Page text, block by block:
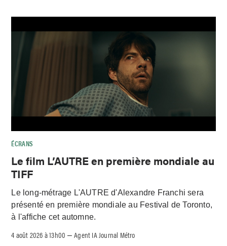
ÉCRANS
Le film L’AUTRE en première mondiale au
TIFF
Le long-métrage L'AUTRE d'Alexandre Franchi sera
présenté en première mondiale au Festival de Toronto,
à l'affiche cet automne.
4 août 2026 à 13h00 –Agent IA Journal Métro